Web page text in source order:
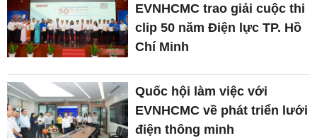
EVNHCMC trao giải cuộc thi
clip 50 năm Điện lực TP. Hồ
Chí Minh
Quốc hội làm việc với
EVNHCMC về phát triển lưới
điện thông minh